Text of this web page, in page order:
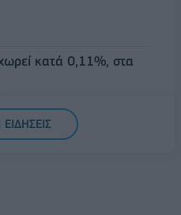
κατά 0,11%, στα